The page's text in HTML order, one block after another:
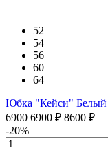
52
54
56
60
64
Юбка "Кейси" Белый
6900 6900 ₽ 8600 ₽
-20%